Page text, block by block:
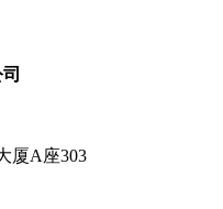
厦A座303